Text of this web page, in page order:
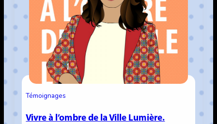
Témoignages
Vivre à l’ombre de la Ville Lumière.